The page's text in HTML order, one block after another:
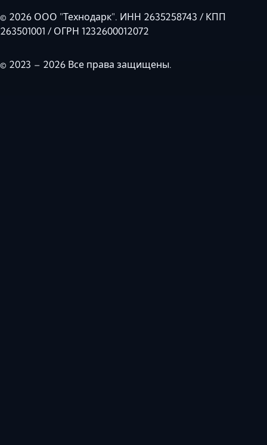
© 2026 ООО "Технодарк". ИНН 2635258743 / КПП
263501001 / ОГРН 1232600012072
© 2023 – 2026 Все права защищены.